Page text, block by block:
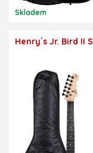
Skladem
Henry´s Jr. Bird II